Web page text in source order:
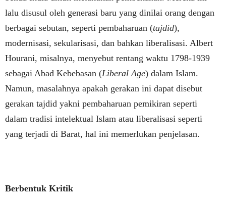
lalu disusul oleh generasi baru yang dinilai orang dengan
berbagai sebutan, seperti pembaharuan (tajdid),
modernisasi, sekularisasi, dan bahkan liberalisasi. Albert
Hourani, misalnya, menyebut rentang waktu 1798-1939
sebagai Abad Kebebasan (Liberal Age) dalam Islam.
Namun, masalahnya apakah gerakan ini dapat disebut
gerakan tajdid yakni pembaharuan pemikiran seperti
dalam tradisi intelektual Islam atau liberalisasi seperti
yang terjadi di Barat, hal ini memerlukan penjelasan.
Berbentuk Kritik